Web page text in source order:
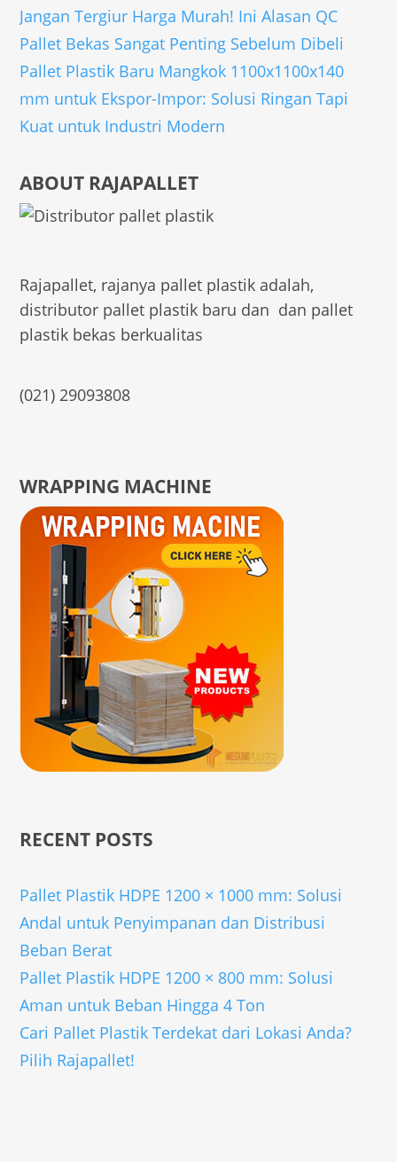
Jangan Tergiur Harga Murah! Ini Alasan QC
Pallet Bekas Sangat Penting Sebelum Dibeli
Pallet Plastik Baru Mangkok 1100x1100x140
mm untuk Ekspor-Impor: Solusi Ringan Tapi
Kuat untuk Industri Modern
ABOUT RAJAPALLET
Rajapallet, rajanya pallet plastik adalah,
distributor pallet plastik baru dan dan pallet
plastik bekas berkualitas
(021) 29093808
WRAPPING MACHINE
RECENT POSTS
Pallet Plastik HDPE 1200 × 1000 mm: Solusi
Andal untuk Penyimpanan dan Distribusi
Beban Berat
Pallet Plastik HDPE 1200 × 800 mm: Solusi
Aman untuk Beban Hingga 4 Ton
Cari Pallet Plastik Terdekat dari Lokasi Anda?
Pilih Rajapallet!